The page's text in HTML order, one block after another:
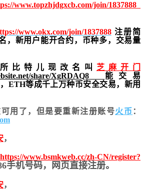
www.topzhjdgxcb.com/join/1837888
www.okx.com/join/1837888注册简
，新用户能开合约， 币种多，交易量
比特儿现改名叫 芝麻开门
share/XgRDAQ8 能交易
ETH等成千上万种币安全交易，新用
用了，但是要重新注册账号火币 ：
，
https://www.bsmkweb.cc/zh-CN/register?
手机号码，网页直接注册。
，